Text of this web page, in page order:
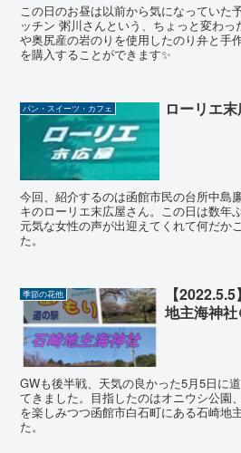
この日のお昼は以前から気になっていた
ッチン 粥川さんという、ちょっと変わ
や奥尻産の岩のりを使用したのり弁と手
を購入することができます✨
パン・スイーツ・カフェ ローリエ
今回、紹介するのは函館市民の台所中島
キのローリエ末広屋さん。この日は数年
元気な女性の声が出迎えてくれて何だか
た。
季節の花他
【
地主海神
GWも後半戦、天気の良かった5月5日に
てきました。目指したのはオニウシ公園
を楽しみつつ函館市白石町にある石崎地
た。